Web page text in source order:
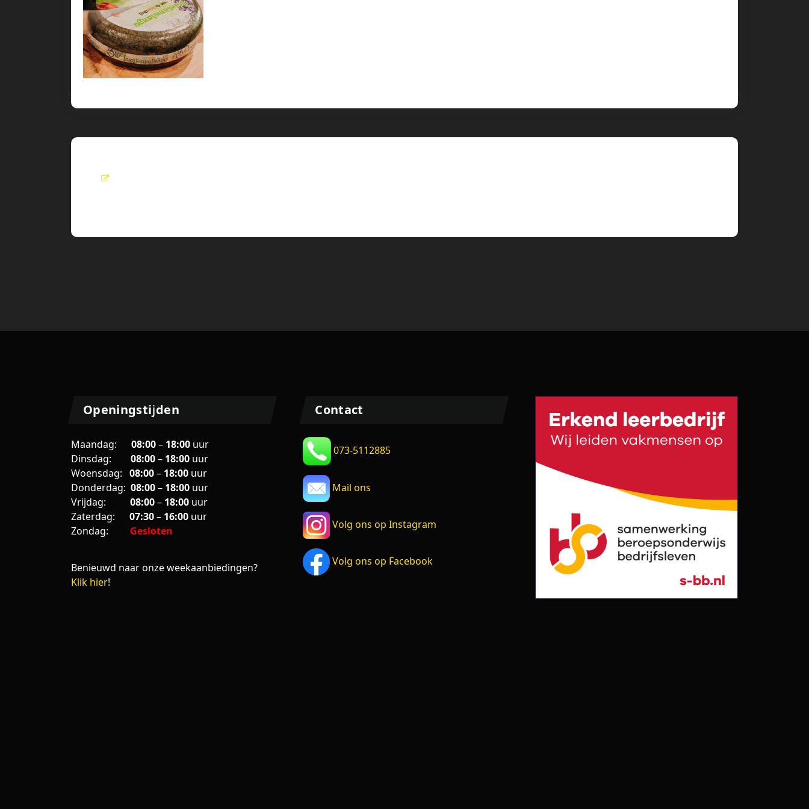
Openingstijden
Maandag: 08:00– 18:00 uur
Dinsdag: 08:00– 18:00 uur
Woensdag: 08:00– 18:00 uur
Donderdag: 08:00– 18:00 uur
Vrijdag: 08:00– 18:00 uur
Zaterdag: 07:30– 16:00 uur
Zondag: Gesloten
Benieuwd naar onze weekaanbiedingen?
Klik hier!
Contact
073-5112885
Mail ons
Volg ons op Instagram
Volg ons op Facebook